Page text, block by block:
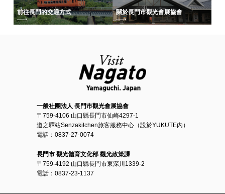
前往長門的交通方式 關於長門市觀光會展協會
一般社團法人 長門市觀光會展協會
〒759-4106 山口縣長門市仙崎4297-1
道之驛站Senzakitchen旅客服務中心（設於YUKUTE內）
電話：0837-27-0074
長門市 觀光體育文化部 觀光政策課
〒759-4192 山口縣長門市東深川1339-2
電話：0837-23-1137